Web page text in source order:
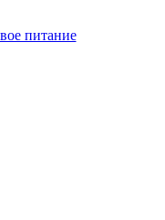
питание